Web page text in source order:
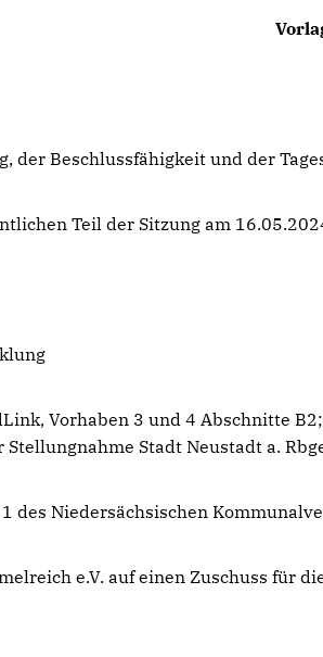
der Beschlussfähigkeit und der
Teil der Sitzung am
Vorhaben 3 und 4
Stadt Neustadt a.
Niedersächsischen
e.V. auf einen Zuschuss für